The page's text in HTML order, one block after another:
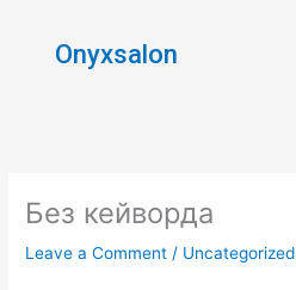
contentOnyxsalon
Без кейворда
Leave a Comment / Uncategorized